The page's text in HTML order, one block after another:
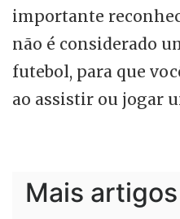
importante
não é considerado
futebol, para que
ao assistir ou jogar
Mais artigos